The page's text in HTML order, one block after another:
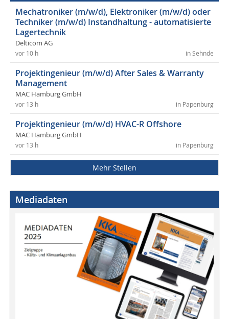
Mechatroniker (m/w/d), Elektroniker (m/w/d) oder
Techniker (m/w/d) Instandhaltung - automatisierte
Lagertechnik
Delticom AG
in Sehnde
vor 10 h
Projektingenieur (m/w/d) After Sales & Warranty
Management
MAC Hamburg GmbH
in Papenburg
vor 13 h
Projektingenieur (m/w/d) HVAC-R Offshore
MAC Hamburg GmbH
in Papenburg
vor 13 h
Mehr Stellen
Mediadaten